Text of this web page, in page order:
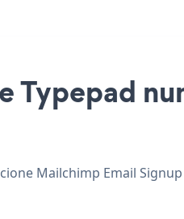
Typepad
Mailchimp Email